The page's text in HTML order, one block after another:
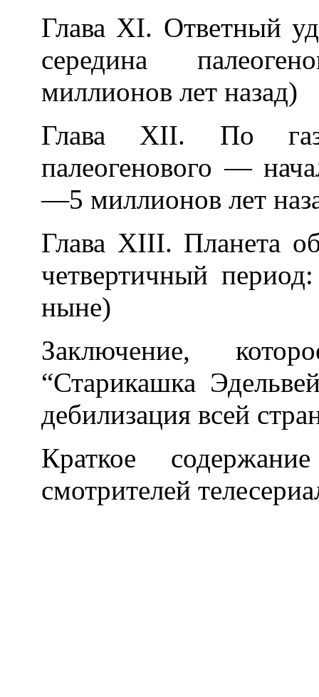
Глава ХI. Ответный
середина
миллионов лет назад)
Глава ХII. По
палеогенового —
—5 миллионов лет
Глава ХIII. Планета
четвертичный
ныне)
Заключение,
“Старикашка
дебилизация всей
Краткое
смотрителей